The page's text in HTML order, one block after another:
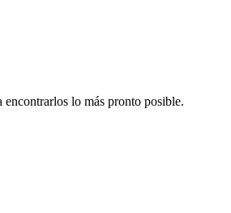
encontrarlos lo más pronto posible.